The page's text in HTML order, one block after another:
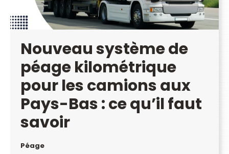
Nouveau système de
péage kilométrique
pour les camions aux
Pays-Bas : ce qu’il faut
savoir
Péage